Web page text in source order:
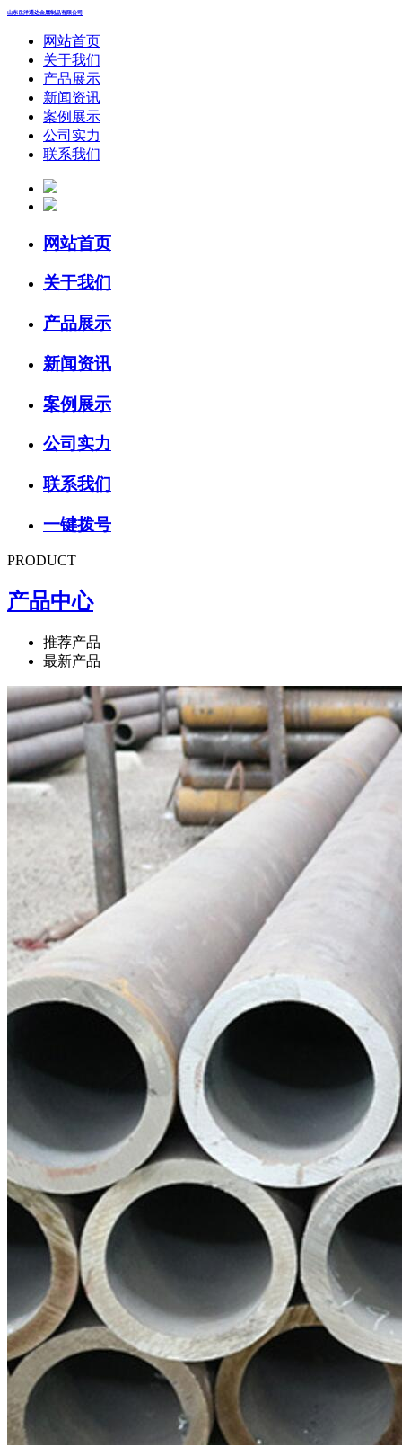
山东岳洋通达金属制品有限公司
网站首页
关于我们
产品展示
新闻资讯
案例展示
公司实力
联系我们
网站首页
关于我们
产品展示
新闻资讯
案例展示
公司实力
联系我们
一键拨号
PRODUCT
产品中心
推荐产品
最新产品